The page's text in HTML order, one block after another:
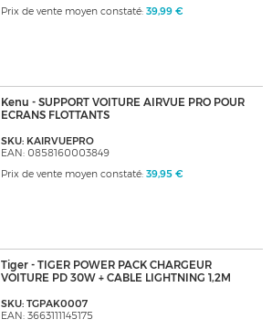
Prix de vente moyen constaté: 39,99 €
Kenu - SUPPORT VOITURE AIRVUE PRO POUR
ECRANS FLOTTANTS
SKU: KAIRVUEPRO
EAN: 0858160003849
Prix de vente moyen constaté: 39,95 €
Tiger - TIGER POWER PACK CHARGEUR
VOITURE PD 30W + CABLE LIGHTNING 1,2M
SKU: TGPAK0007
EAN: 3663111145175